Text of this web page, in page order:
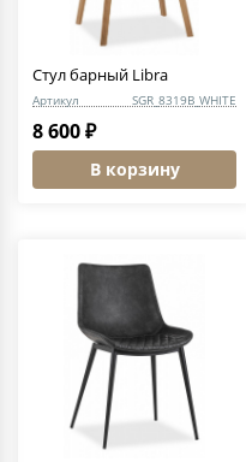
Стул барный Libra
Артикул SGR_8319B_WHITE
8 600 ₽
В корзину